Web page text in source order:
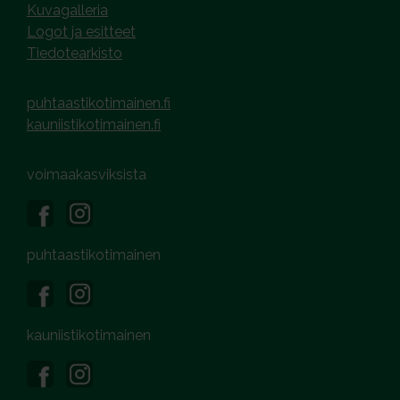
Kuvagalleria
Logot ja esitteet
Tiedotearkisto
puhtaastikotimainen.fi
kauniistikotimainen.fi
voimaakasviksista
puhtaastikotimainen
kauniistikotimainen